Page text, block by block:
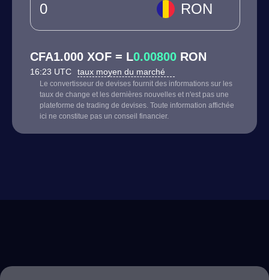
RON
CFA1.000 XOF = L0.00800 RON
16:23 UTC taux moyen du marché
Le convertisseur de devises fournit des informations sur les
taux de change et les dernières nouvelles et n'est pas une
plateforme de trading de devises. Toute information affichée
ici ne constitue pas un conseil financier.